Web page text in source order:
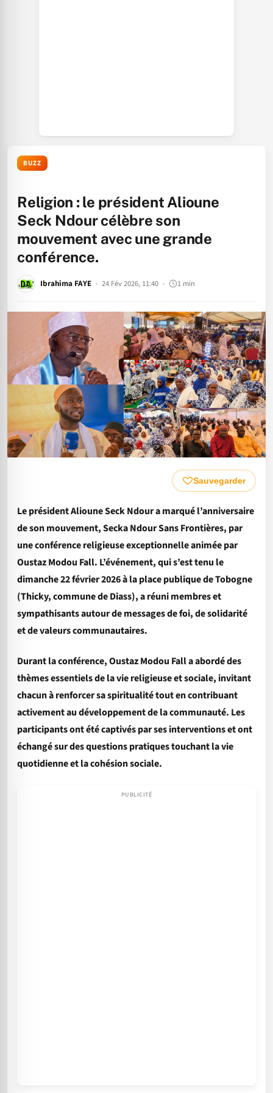
BUZZ
Religion : le président Alioune
Seck Ndour célèbre son
mouvement avec une grande
conférence.
Ibrahima FAYE 24 Fév 2026, 11:40 1 min
Sauvegarder
Le président Alioune Seck Ndour a marqué l’anniversaire
de son mouvement, Secka Ndour Sans Frontières, par
une conférence religieuse exceptionnelle animée par
Oustaz Modou Fall. L’événement, qui s’est tenu le
dimanche 22 février 2026 à la place publique de Tobogne
(Thicky, commune de Diass), a réuni membres et
sympathisants autour de messages de foi, de solidarité
et de valeurs communautaires.
Durant la conférence, Oustaz Modou Fall a abordé des
thèmes essentiels de la vie religieuse et sociale, invitant
chacun à renforcer sa spiritualité tout en contribuant
activement au développement de la communauté. Les
participants ont été captivés par ses interventions et ont
échangé sur des questions pratiques touchant la vie
quotidienne et la cohésion sociale.